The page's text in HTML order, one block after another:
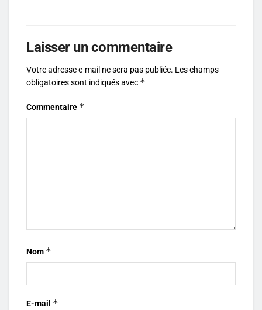
Laisser un commentaire
Votre adresse e-mail ne sera pas publiée. Les champs
obligatoires sont indiqués avec *
Commentaire *
Nom *
E-mail *